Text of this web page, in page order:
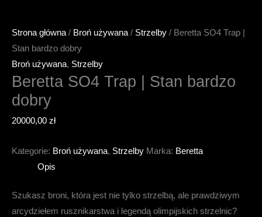
Strona główna/ Broń używana/ Strzelby / Beretta SO4 Trap |
Stan bardzo dobry
Broń używana, Strzelby
Beretta SO4 Trap | Stan bardzo
dobry
20000,00 zł
Kategorie: Broń używana, Strzelby Marka: Beretta
Opis
Szukasz broni, która jest nie tylko strzelbą, ale prawdziwym
arcydziełem rusznikarstwa i legendą olimpijskich strzelnic?